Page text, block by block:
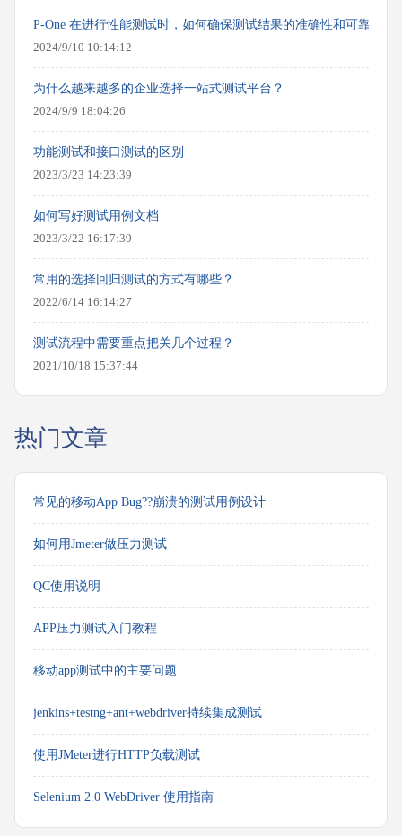
P-One 在进行性能测试时，如何确保测试结果的准确性和可靠性？
2024/9/10 10:14:12
为什么越来越多的企业选择一站式测试平台？
2024/9/9 18:04:26
功能测试和接口测试的区别
2023/3/23 14:23:39
如何写好测试用例文档
2023/3/22 16:17:39
常用的选择回归测试的方式有哪些？
2022/6/14 16:14:27
测试流程中需要重点把关几个过程？
2021/10/18 15:37:44
热门文章
常见的移动App Bug??崩溃的测试用例设计
如何用Jmeter做压力测试
QC使用说明
APP压力测试入门教程
移动app测试中的主要问题
jenkins+testng+ant+webdriver持续集成测试
使用JMeter进行HTTP负载测试
Selenium 2.0 WebDriver 使用指南